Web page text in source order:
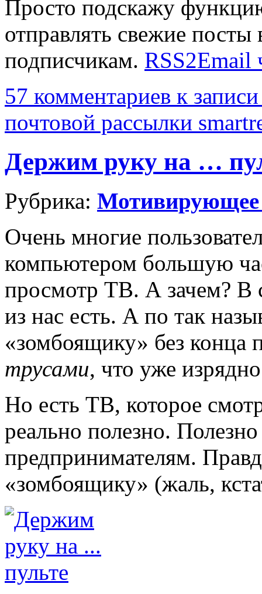
Просто подскажу
отправлять свежие посты
подписчикам. RSS2Email
57 комментариев к
почтовой рассылки
Держим руку на …
Рубрика: Мотивирующее
Очень многие
компьютером большую
просмотр ТВ. А зачем? В
из нас есть. А по так
«зомбоящику» без конца
трусами, что уже
Но есть ТВ, которое
реально полезно.
предпринимателям.
«зомбоящику» (жаль,